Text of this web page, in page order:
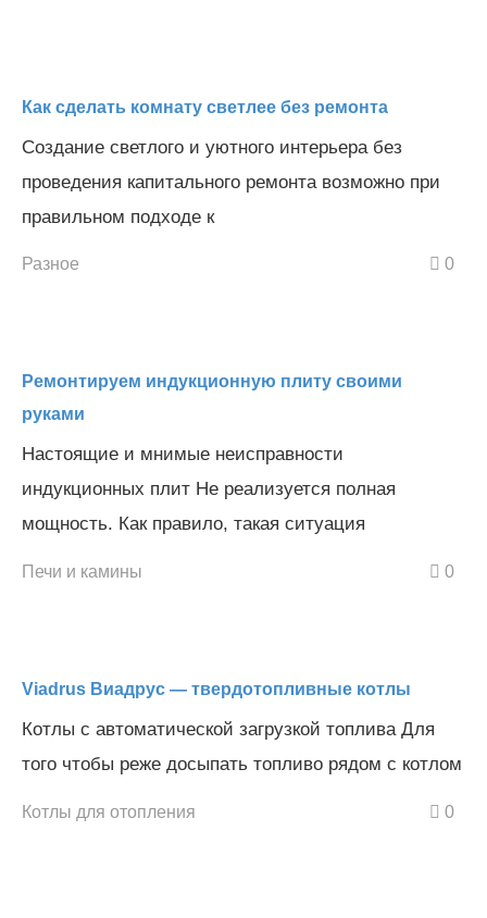
Как сделать комнату светлее без ремонта
Создание светлого и уютного интерьера без
проведения капитального ремонта возможно при
правильном подходе к
Разное 0
Ремонтируем индукционную плиту своими
руками
Настоящие и мнимые неисправности
индукционных плит Не реализуется полная
мощность. Как правило, такая ситуация
Печи и камины 0
Viadrus Виадрус — твердотопливные котлы
Котлы с автоматической загрузкой топлива Для
того чтобы реже досыпать топливо рядом с котлом
Котлы для отопления 0